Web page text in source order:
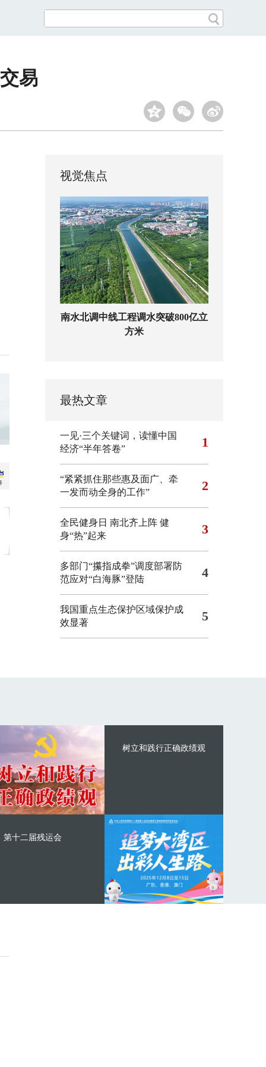
易
视觉焦点
南水北调中线工程调水突破800亿立
方米
最热文章
一见·三个关键词，读懂中国
经济“半年答卷”
1
“紧紧抓住那些惠及面广、牵
一发而动全身的工作”
2
全民健身日 南北齐上阵 健
身“热”起来
3
多部门“攥指成拳”调度部署防
范应对“白海豚”登陆
4
我国重点生态保护区域保护成
效显著
5
树立和践行正确政绩观
第十二届残运会